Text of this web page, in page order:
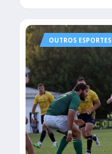
OUTROS ESPORTES